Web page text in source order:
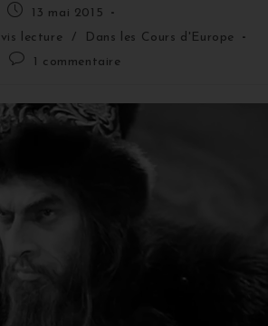
13 mai 2015
lecture
/
Dans les Cours d'Europe
1 commentaire